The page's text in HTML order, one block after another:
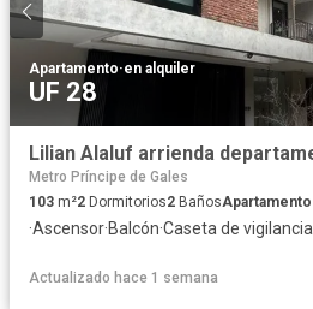
Apartamento·en alquiler
UF 28
Metro Príncipe de Gales
103 m²2 Dormitorios2 BañosApartamento
·Ascensor·Balcón·Caseta de vigilancia
Actualizado hace 1 semana